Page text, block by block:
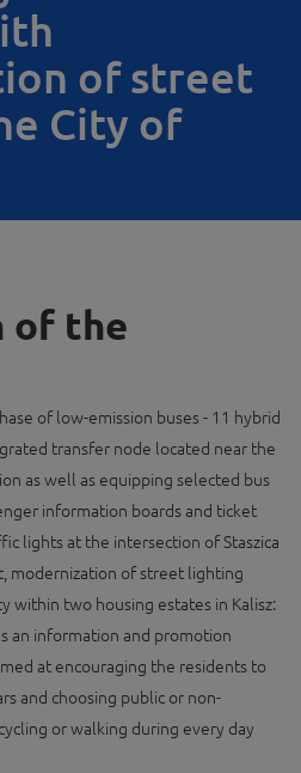
of street
City of
of the
of low-emission buses - 11 hybrid
transfer node located near the
as well as equipping selected bus
information boards and ticket
lights at the intersection of Staszica
modernization of street lighting
within two housing estates in Kalisz:
an information and promotion
at encouraging the residents to
and choosing public or non-
or walking during every day